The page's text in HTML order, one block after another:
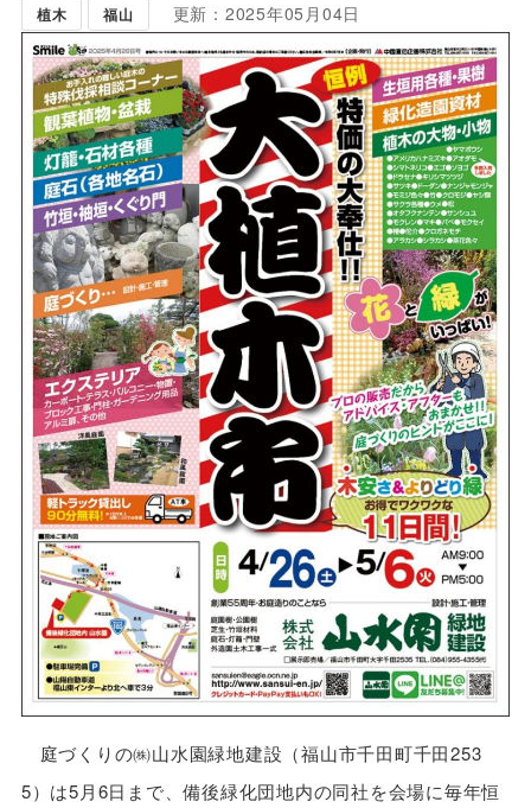
植木 福山 更新：2025年05月04日
庭づくりの㈱山水園緑地建設（福山市千田町千田253
5）は5月6日まで、備後緑化団地内の同社を会場に毎年恒